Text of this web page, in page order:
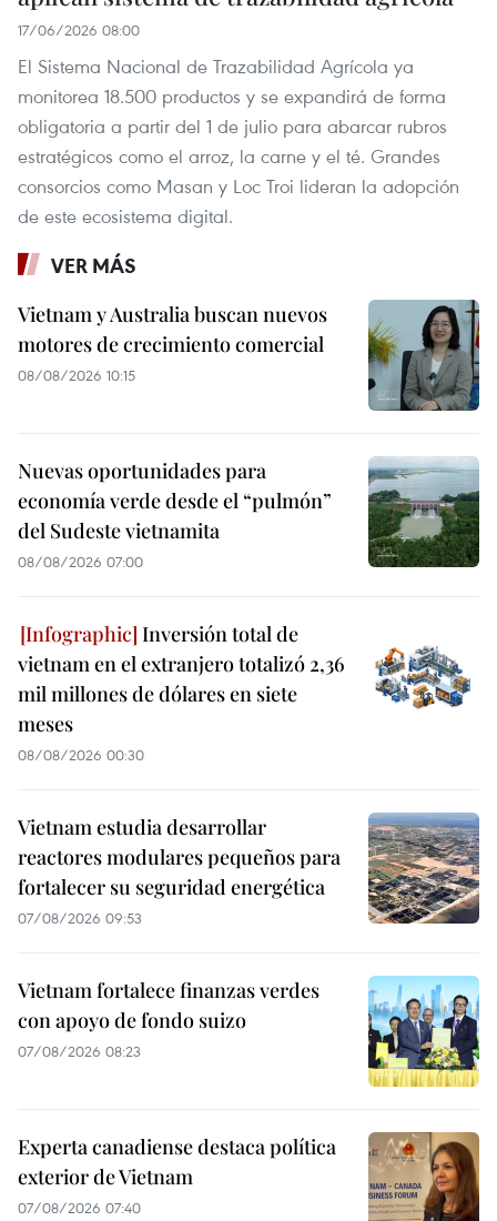
17/06/2026 08:00
El Sistema Nacional de Trazabilidad Agrícola ya
monitorea 18.500 productos y se expandirá de forma
obligatoria a partir del 1 de julio para abarcar rubros
estratégicos como el arroz, la carne y el té. Grandes
consorcios como Masan y Loc Troi lideran la adopción
de este ecosistema digital.
VER MÁS
Vietnam y Australia buscan nuevos
motores de crecimiento comercial
08/08/2026 10:15
Nuevas oportunidades para
economía verde desde el “pulmón”
del Sudeste vietnamita
08/08/2026 07:00
Inversión total de
vietnam en el extranjero totalizó 2,36
mil millones de dólares en siete
meses
08/08/2026 00:30
Vietnam estudia desarrollar
reactores modulares pequeños para
fortalecer su seguridad energética
07/08/2026 09:53
Vietnam fortalece finanzas verdes
con apoyo de fondo suizo
07/08/2026 08:23
Experta canadiense destaca política
exterior de Vietnam
07/08/2026 07:40